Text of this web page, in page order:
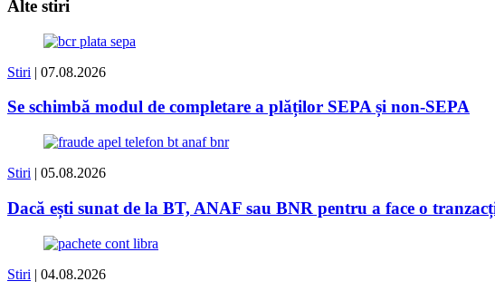
Alte stiri
Stiri | 07.08.2026
Se schimbă modul de completare a plăților SEPA și non-SEPA
Stiri | 05.08.2026
Dacă ești sunat de la BT, ANAF sau BNR pentru a face o
Stiri | 04.08.2026